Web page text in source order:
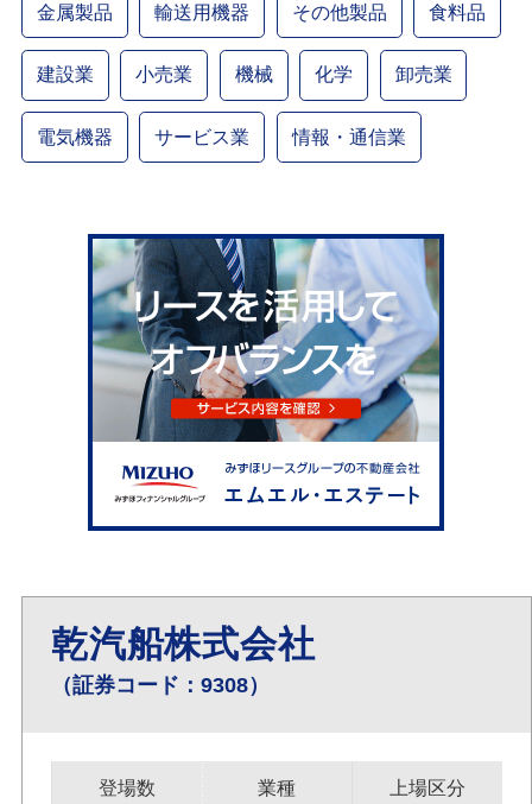
金属製品 輸送用機器 その他製品 食料品
建設業 小売業 機械 化学 卸売業
電気機器 サービス業 情報・通信業
乾汽船株式会社
（証券コード：9308）
登場数 業種 上場区分